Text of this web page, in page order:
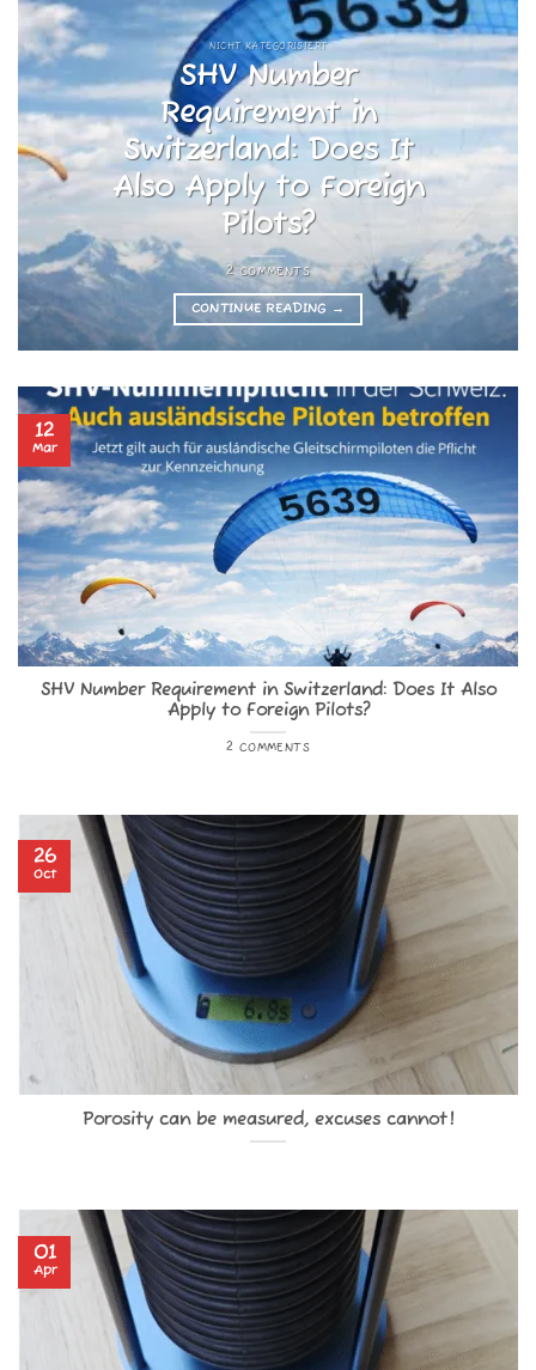
NICHT KATEGORISIERT
SHV Number
Requirement in
Switzerland: Does It
Also Apply to Foreign
Pilots?
2 COMMENTS
CONTINUE READING →
SHV Number Requirement in Switzerland: Does It Also
Apply to Foreign Pilots?
2 COMMENTS
12
Mar
Porosity can be measured, excuses cannot!
26
Oct
01
Apr